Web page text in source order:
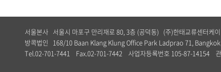
서울본사 서울시 마포구 만리재로 80, 3층 (공덕동) (주)한태교류센터케
방콕법인 168/10 Baan Klang Klung Office Park Ladprao 71,
Tel.02-701-7441 Fax.02-701-7442 사업자등록번호 105-87-14154